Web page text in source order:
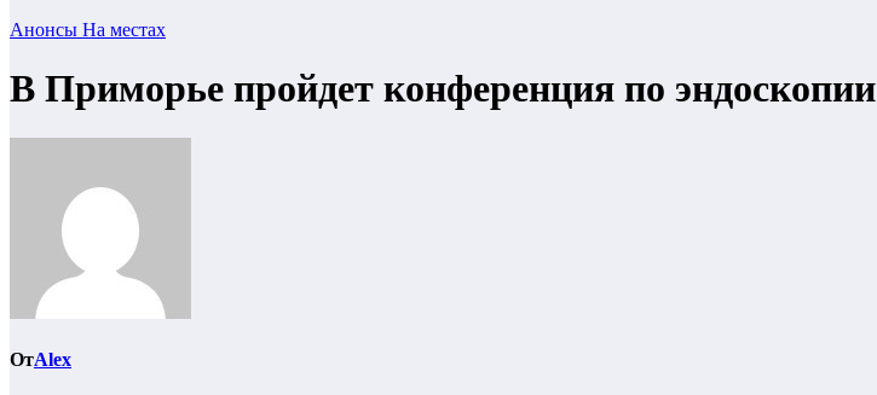
Анонсы На местах
В Приморье пройдет конференция по эндоскопии
ОтAlex